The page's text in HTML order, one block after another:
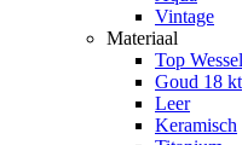
Vintage
Materiaal
Top
Goud 18 kt
Leer
Keramisch